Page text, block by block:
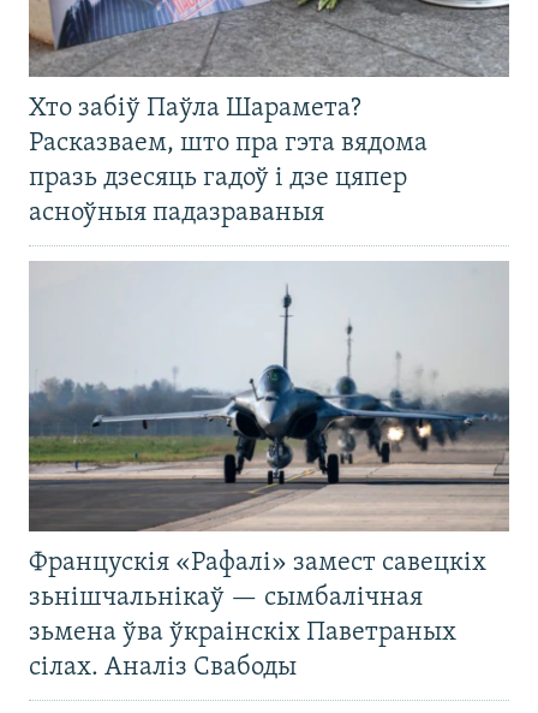
Хто забіў Паўла Шарамета?
Расказваем, што пра гэта вядома
празь дзесяць гадоў і дзе цяпер
асноўныя падазраваныя
Францускія «Рафалі» замест савецкіх
зьнішчальнікаў — сымбалічная
зьмена ўва ўкраінскіх Паветраных
сілах. Аналіз Свабоды